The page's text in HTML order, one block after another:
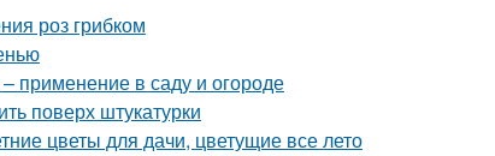
роз грибком
применение в саду и огороде
поверх штукатурки
цветы для дачи, цветущие все лето